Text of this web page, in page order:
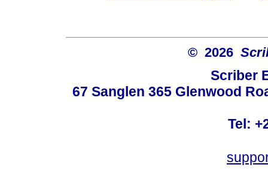
© 2026
Scriber
67 Sanglen 365 Glenwood
Tel: